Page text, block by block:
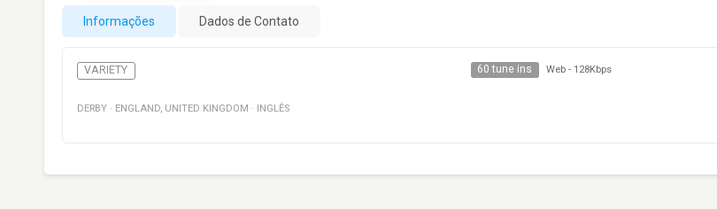
Informações Dados de Contato
VARIETY 60 tune ins Web - 128Kbps
DERBY · ENGLAND, UNITED KINGDOM · INGLÊS